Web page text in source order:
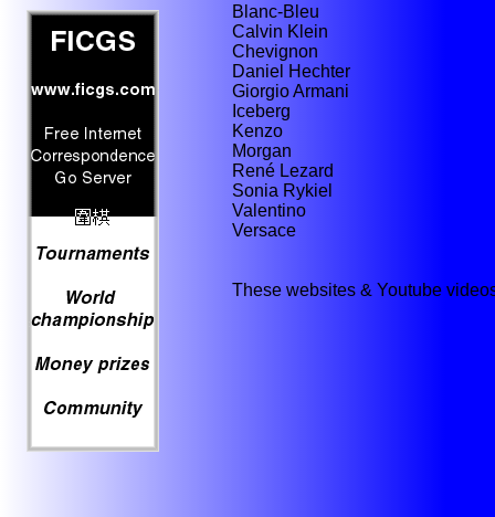
Blanc-Bleu
Calvin Klein
Chevignon
Daniel Hechter
Giorgio Armani
Iceberg
Kenzo
Morgan
René Lezard
Sonia Rykiel
Valentino
Versace
These websites & Youtube